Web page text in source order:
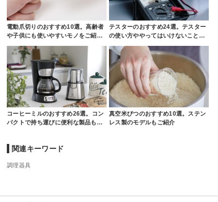
電動爪切りのおすすめ10選。高齢者
や子供にも使いやすいモノをご紹…
テスターのおすすめ24選。テスター
の使い方ややってはいけないこと…
コーヒーミルのおすすめ26選。コン
パクトで持ち運びに便利な製品も…
真空米びつのおすすめ10選。ステン
レス製のモデルもご紹介
関連キーワード
調理器具